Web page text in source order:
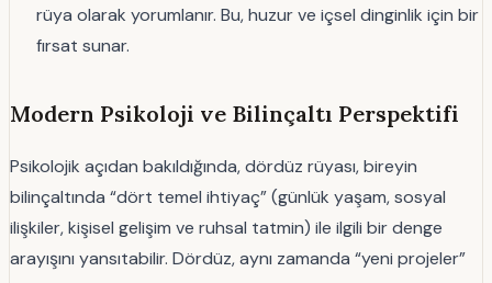
rüya olarak yorumlanır. Bu, huzur ve içsel dinginlik için bir
fırsat sunar.
Modern Psikoloji ve Bilinçaltı Perspektifi
Psikolojik açıdan bakıldığında, dördüz rüyası, bireyin
bilinçaltında “dört temel ihtiyaç” (günlük yaşam, sosyal
ilişkiler, kişisel gelişim ve ruhsal tatmin) ile ilgili bir denge
arayışını yansıtabilir. Dördüz, aynı zamanda “yeni projeler”